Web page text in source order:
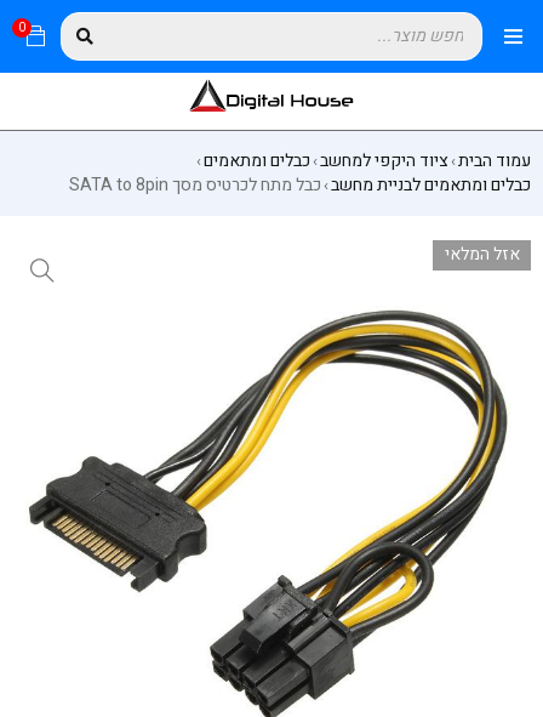
0
עמוד הבית›ציוד היקפי למחשב›כבלים ומתאמים›
כבלים ומתאמים לבניית מחשב›כבל מתח לכרטיס מסך SATA to 8pin
אזל המלאי